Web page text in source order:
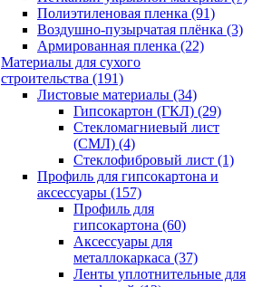
Полиэтиленовая пленка (91)
Воздушно-пузырчатая плёнка (3)
Армированная пленка (22)
Материалы для сухого
строительства (191)
Листовые материалы (34)
Гипсокартон (ГКЛ) (29)
Стекломагниевый лист
(СМЛ) (4)
Cтеклофибровый лист (1)
Профиль для гипсокартона и
аксессуары (157)
Профиль для
гипсокартона (60)
Аксессуары для
металлокаркаса (37)
Ленты уплотнительные для